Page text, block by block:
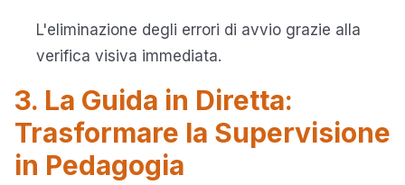
L'eliminazione degli errori di avvio grazie alla
verifica visiva immediata.
3. La Guida in Diretta:
Trasformare la Supervisione
in Pedagogia